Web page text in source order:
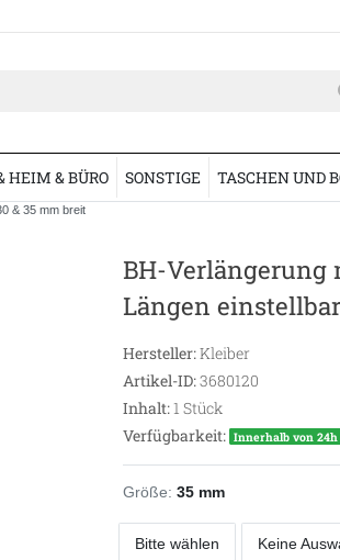
HEIM & BÜRO SONSTIGE TASCHEN UND
& 35 mm breit
BH-Verlängerung
Längen
Hersteller:Kleiber
Artikel-ID:3680120
Inhalt:1 Stück
Verfügbarkeit: Innerhalb von
Größe: 35 mm
Bitte wählen Keine